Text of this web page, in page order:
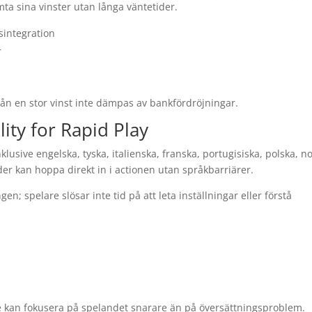
sina vinster utan långa väntetider.
en stor vinst inte dämpas av bankfördröjningar.
for Rapid Play
engelska, tyska, italienska, franska, portugisiska, polska,
kan hoppa direkt in i actionen utan språkbarriärer.
spelare slösar inte tid på att leta inställningar eller förstå
fokusera på spelandet snarare än på översättningsproblem.